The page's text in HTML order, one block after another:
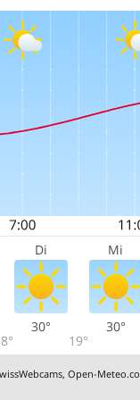
Di Mi
30°
19°
30°
,Open-